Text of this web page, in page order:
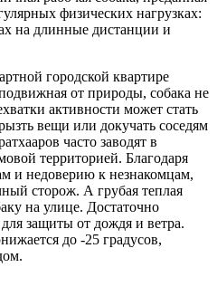
физических нагрузках:
на длинные дистанции и
городской квартире
от природы, собака не
активности может стать
вещи или докучать соседям
часто заводят в
территорией. Благодаря
и недоверию к незнакомцам,
сторож. А грубая теплая
на улице. Достаточно
защиты от дождя и ветра.
до -25 градусов,